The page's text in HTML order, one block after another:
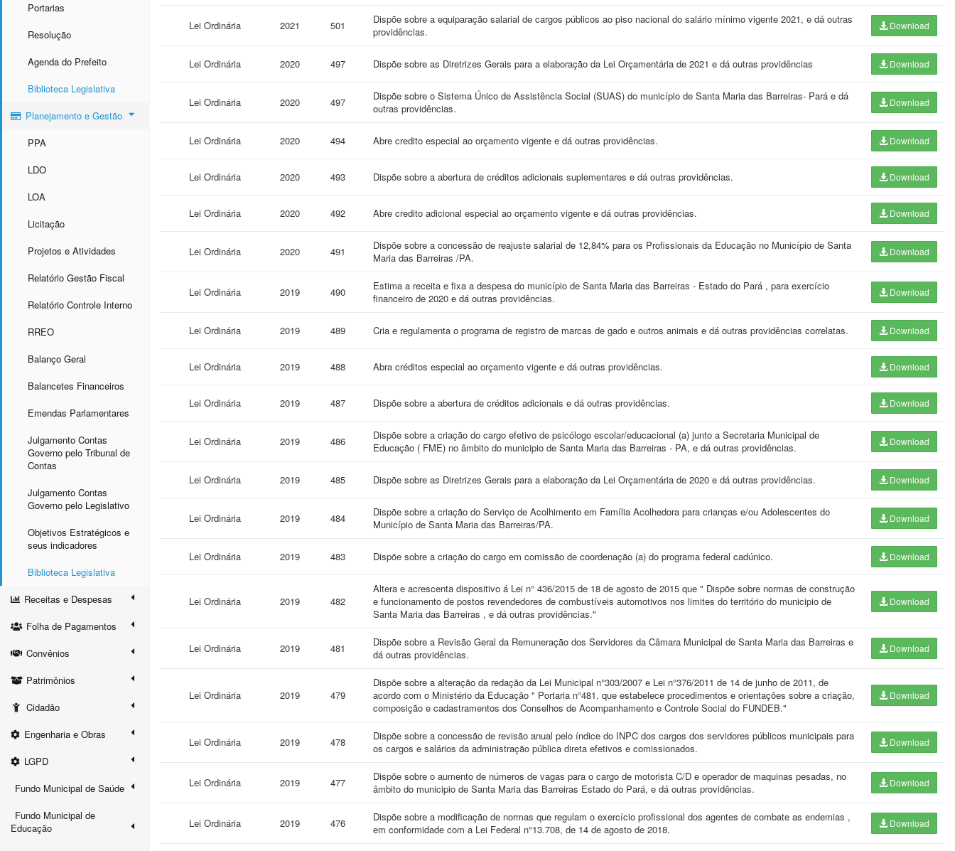
Portarias
Resolução
Agenda do Prefeito
Biblioteca Legislativa
Planejamento e Gestão
PPA
LDO
LOA
Licitação
Projetos e Atividades
Relatório Gestão Fiscal
Relatório Controle Interno
RREO
Balanço Geral
Balancetes Financeiros
Emendas Parlamentares
Julgamento Contas
Governo pelo Tribunal de
Contas
Julgamento Contas
Governo pelo Legislativo
Objetivos Estratégicos e
seus indicadores
Biblioteca Legislativa
Receitas e Despesas
Folha de Pagamentos
Convênios
Patrimônios
Cidadão
Engenharia e Obras
LGPD
Fundo Municipal de Saúde
Fundo Municipal de
Educação
Lei Ordinária 2021 501
Dispõe sobre a equiparação salarial de cargos públicos ao piso nacional do salário mínimo vigente 2021, e dá outras
providências.
Download
Lei Ordinária 2020 497 Dispõe sobre as Diretrizes Gerais para a elaboração da Lei Orçamentária de 2021 e dá outras providências Download
Lei Ordinária 2020 497
Dispõe sobre o Sistema Único de Assistência Social (SUAS) do município de Santa Maria das Barreiras- Pará e dá
outras providências.
Download
Lei Ordinária 2020 494 Abre credito especial ao orçamento vigente e dá outras providências. Download
Lei Ordinária 2020 493 Dispõe sobre a abertura de créditos adicionais suplementares e dá outras providências. Download
Lei Ordinária 2020 492 Abre credito adicional especial ao orçamento vigente e dá outras providências. Download
Lei Ordinária 2020 491
Dispõe sobre a concessão de reajuste salarial de 12,84% para os Profissionais da Educação no Município de Santa
Maria das Barreiras /PA.
Download
Lei Ordinária 2019 490
Estima a receita e fixa a despesa do município de Santa Maria das Barreiras - Estado do Pará , para exercício
financeiro de 2020 e dá outras providências.
Download
Lei Ordinária 2019 489 Cria e regulamenta o programa de registro de marcas de gado e outros animais e dá outras providências correlatas. Download
Lei Ordinária 2019 488 Abra créditos especial ao orçamento vigente e dá outras providências. Download
Lei Ordinária 2019 487 Dispõe sobre a abertura de créditos adicionais e dá outras providências. Download
Lei Ordinária 2019 486
Dispõe sobre a criação do cargo efetivo de psicólogo escolar/educacional (a) junto a Secretaria Municipal de
Educação ( FME) no âmbito do municipio de Santa Maria das Barreiras - PA, e dá outras providências.
Download
Lei Ordinária 2019 485 Dispõe sobre as Diretrizes Gerais para a elaboração da Lei Orçamentária de 2020 e dá outras providências. Download
Lei Ordinária 2019 484
Dispõe sobre a criação do Serviço de Acolhimento em Família Acolhedora para crianças e/ou Adolescentes do
Município de Santa Maria das Barreiras/PA.
Download
Lei Ordinária 2019 483 Dispõe sobre a criação do cargo em comissão de coordenação (a) do programa federal cadúnico. Download
Lei Ordinária 2019 482
Altera e acrescenta dispositivo á Lei n° 436/2015 de 18 de agosto de 2015 que " Dispõe sobre normas de construção
e funcionamento de postos revendedores de combustíveis automotivos nos limites do território do municipio de
Santa Maria das Barreiras , e dá outras providências."
Download
Lei Ordinária 2019 481
Dispõe sobre a Revisão Geral da Remuneração dos Servidores da Câmara Municipal de Santa Maria das Barreiras e
dá outras providências.
Download
Lei Ordinária 2019 479
Dispõe sobre a alteração da redação da Lei Municipal n°303/2007 e Lei n°376/2011 de 14 de junho de 2011, de
acordo com o Ministério da Educação " Portaria n°481, que estabelece procedimentos e orientações sobre a criação,
composição e cadastramentos dos Conselhos de Acompanhamento e Controle Social do FUNDEB."
Download
Lei Ordinária 2019 478
Dispõe sobre a concessão de revisão anual pelo índice do INPC dos cargos dos servidores públicos municipais para
os cargos e salários da administração pública direta efetivos e comissionados.
Download
Lei Ordinária 2019 477
Dispõe sobre o aumento de números de vagas para o cargo de motorista C/D e operador de maquinas pesadas, no
âmbito do municipio de Santa Maria das Barreiras Estado do Pará, e dá outras providências.
Download
Lei Ordinária 2019 476
Dispõe sobre a modificação de normas que regulam o exercício profissional dos agentes de combate as endemias ,
em conformidade com a Lei Federal n°13.708, de 14 de agosto de 2018.
Download